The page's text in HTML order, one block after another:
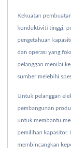
Kekuatan
konduktiviti tinggi,
pengetahuan
dan operasi yang
pelanggan menilai
sumber melebihi
Untuk pelanggan
pembangunan
untuk membantu
pemilihan kapasitor.
membincangkan